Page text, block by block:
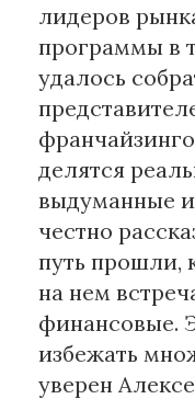
лидеров
программы в
удалось
делятся
выдуманные
честно
путь прошли,
на нем
финансовые.
избежать
уверен